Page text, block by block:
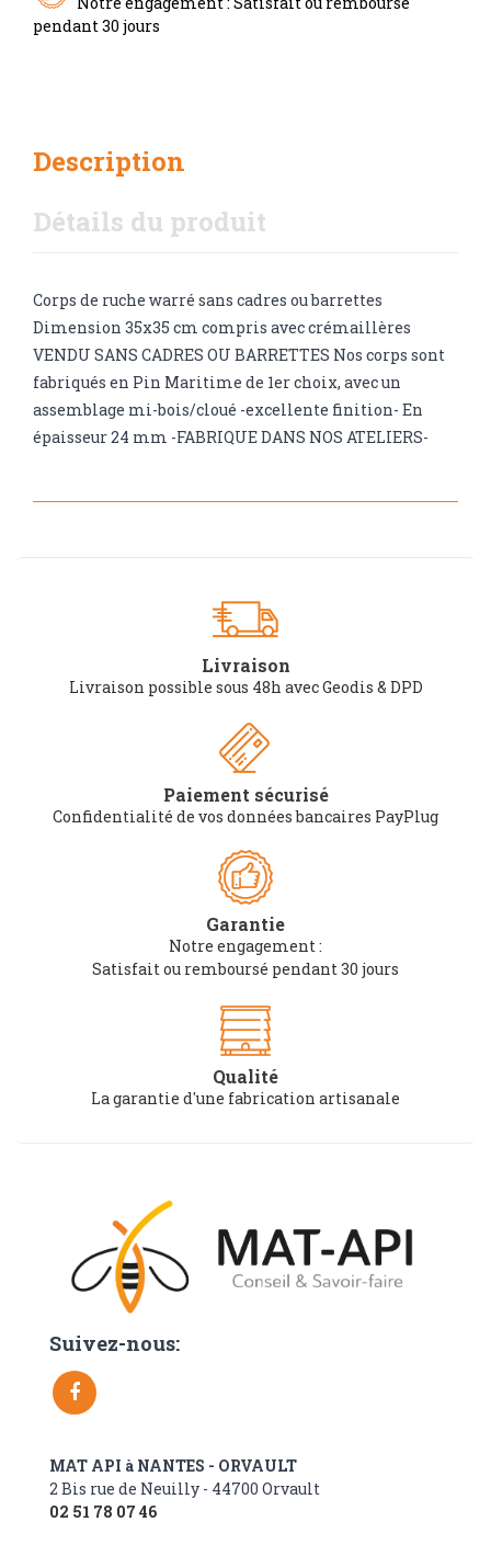
pendant 30 jours
Description
Détails du produit
Corps de ruche warré sans cadres ou barrettes
Dimension 35x35 cm compris avec crémaillères
VENDU SANS CADRES OU BARRETTES Nos corps sont
fabriqués en Pin Maritime de 1er choix, avec un
assemblage mi-bois/cloué -excellente finition- En
épaisseur 24 mm -FABRIQUE DANS NOS ATELIERS-
Livraison
Livraison possible sous 48h avec Geodis & DPD
Paiement sécurisé
Confidentialité de vos données bancaires PayPlug
Garantie
Notre engagement :
Satisfait ou remboursé pendant 30 jours
Qualité
La garantie d'une fabrication artisanale
Suivez-nous:
MAT API à NANTES - ORVAULT
2 Bis rue de Neuilly - 44700 Orvault
02 51 78 07 46